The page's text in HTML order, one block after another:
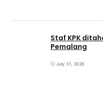
Staf KPK
Pemalang
July 31, 2026